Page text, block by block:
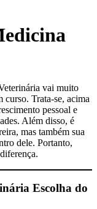
vai muito
Trata-se, acima
pessoal e
Além disso, é
mas também sua
dele. Portanto,
Escolha do